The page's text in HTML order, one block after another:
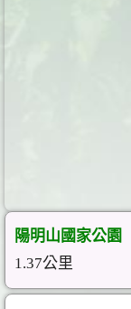
陽明山國家公園
1.37公里